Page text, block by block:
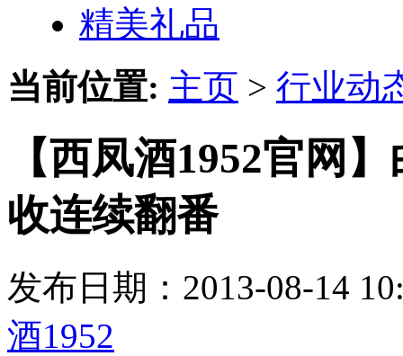
精美礼品
当前位置: 主页 > 行业动
【西凤酒1952官网
收连续翻番
发布日期：2013-08-14
酒1952